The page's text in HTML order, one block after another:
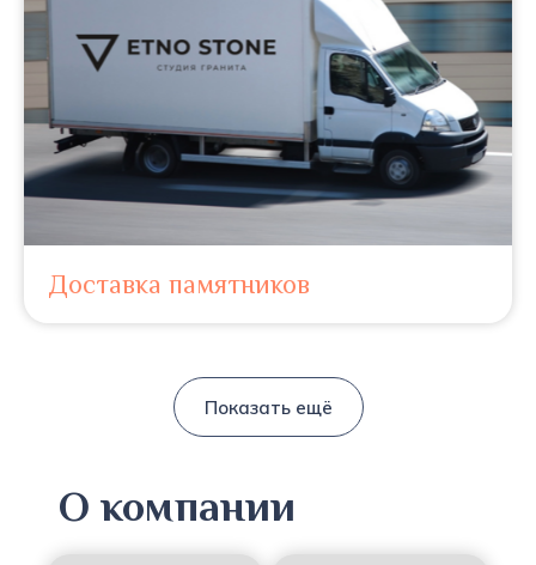
Доставка памятников
Показать ещё
О компании